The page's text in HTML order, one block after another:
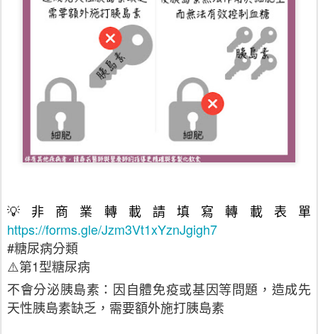
💡非商業轉載請填寫轉載表單
https://forms.gle/Jzm3Vt1xYznJgigh7
#糖尿病分類
⚠️第1型糖尿病
不會分泌胰島素：因自體免疫或基因等問題，造成先
天性胰島素缺乏，需要額外施打胰島素